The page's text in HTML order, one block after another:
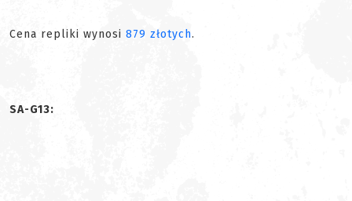
Cena repliki wynosi 879 złotych.
SA-G13: